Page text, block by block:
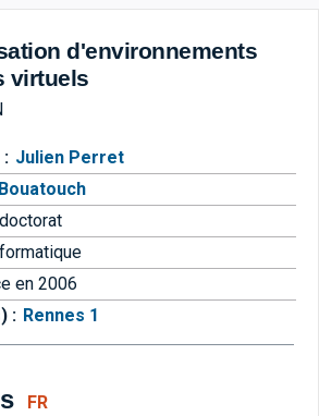
Aller directement à la barre
d'environnements
virtuels
: Julien Perret
en 2006
: Rennes 1
FR